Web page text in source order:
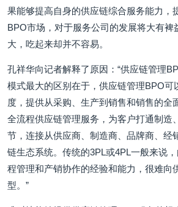
果能够提高自身的供应链综合服务能力，
BPO市场，对于服务公司的发展将大有裨
大，吃起来却并不容易。
孔祥华向记者解释了原因：“供应链管理
模式最大的区别在于，供应链管理BPO可
度，提供从采购、生产到销售和销售的全
全流程供应链管理服务，为客户打通制造
节，连接从供应商、制造商、品牌商、经
链生态系统。传统的3PL或4PL一般来说
程管理和产销协作的经验和能力，很难向
型。”